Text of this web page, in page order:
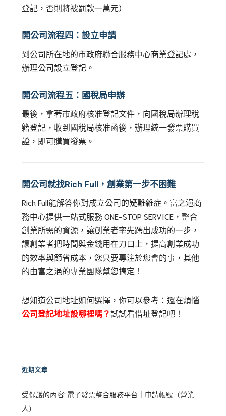
登記，否則將被罰款一萬元）
開公司流程四：設立申請
到公司所在地的市政府聯合服務中心商業登記處，
辦理公司設立登記。
開公司流程五：國稅局申辦
最後，拿著市政府核准登記文件，向國稅局辦理稅
籍登記，收到國稅局核准函後，辦理統一發票購買
證，即可購買發票。
開公司就找Rich Full，創業第一步不困難
Rich Full能解答你對成立公司的疑難雜症。富之浥商
務中心提供一站式服務 ONE-STOP SERVICE，整合
創業所需的資源，讓創業者率先跨出成功的一步，
讓創業者把時間與金錢用在刀口上，提高創業成功
的效率與節省成本，您只要專注於您會的事，其他
的由富之浥的專業團隊幫您搞定！
想知道公司地址如何選擇，你可以參考：還在煩惱
公司登記地址設哪裡嗎？試試看借址登記吧！
近期文章
受保護的內容: 電子發票整合服務平台｜申請帳號（營業
人）